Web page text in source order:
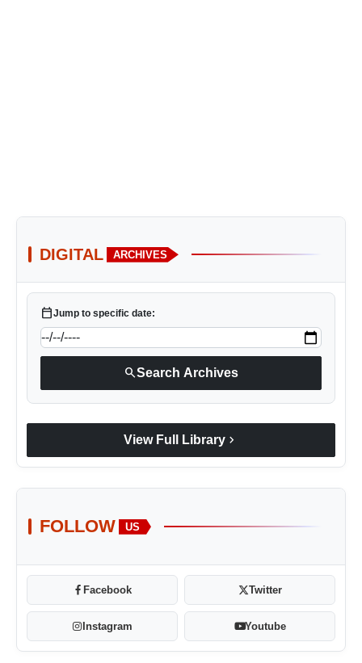
DIGITAL ARCHIVES
calendar_todayJump to specific date:
searchSearch Archives
View Full Library chevron_right
FOLLOW US
Facebook Twitter
Instagram Youtube